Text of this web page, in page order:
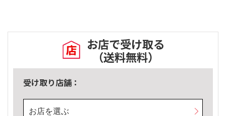
お店で受け取る
（送料無料）
受け取り店舗：
お店を選ぶ